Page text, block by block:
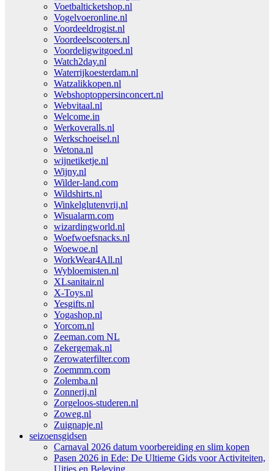
Voetbalticketshop.nl
Vogelvoeronline.nl
Voordeeldrogist.nl
Voordeelscooters.nl
Voordeligwitgoed.nl
Watch2day.nl
Waterrijkoesterdam.nl
Watzalikkopen.nl
Webshoptoppersinconcert.nl
Webvitaal.nl
Welcome.in
Werkoveralls.nl
Werkschoeisel.nl
Wetona.nl
wijnetiketje.nl
Wijny.nl
Wilder-land.com
Wildshirts.nl
Winkelglutenvrij.nl
Wisualarm.com
wizardingworld.nl
Woefwoefsnacks.nl
Woewoe.nl
WorkWear4All.nl
Wybloemisten.nl
XLsanitair.nl
X-Toys.nl
Yesgifts.nl
Yogashop.nl
Yorcom.nl
Zeeman.com NL
Zekergemak.nl
Zerowaterfilter.com
Zoemmm.com
Zolemba.nl
Zonnerij.nl
Zorgeloos-studeren.nl
Zoweg.nl
Zuignapje.nl
seizoensgidsen
Carnaval 2026 datum voorbereiding en slim kopen
Pasen 2026 in Ede: De Ultieme Gids voor Activiteiten,
Uitjes en Beleving